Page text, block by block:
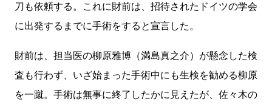
刀も依頼する。これに財前は、招待されたドイツの学会
に出発するまでに手術をすると宣言した。
財前は、担当医の柳原雅博（満島真之介）が懸念した検
査も行わず、いざ始まった手術中にも生検を勧める柳原
を一蹴。手術は無事に終了したかに見えたが、佐々木の